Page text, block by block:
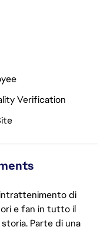
Verification
di
e fan in tutto il
Parte di una